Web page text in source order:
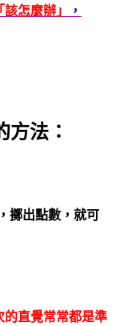
該怎麼辦」 ，
法：
擲出點數，就可
直覺常常都是準